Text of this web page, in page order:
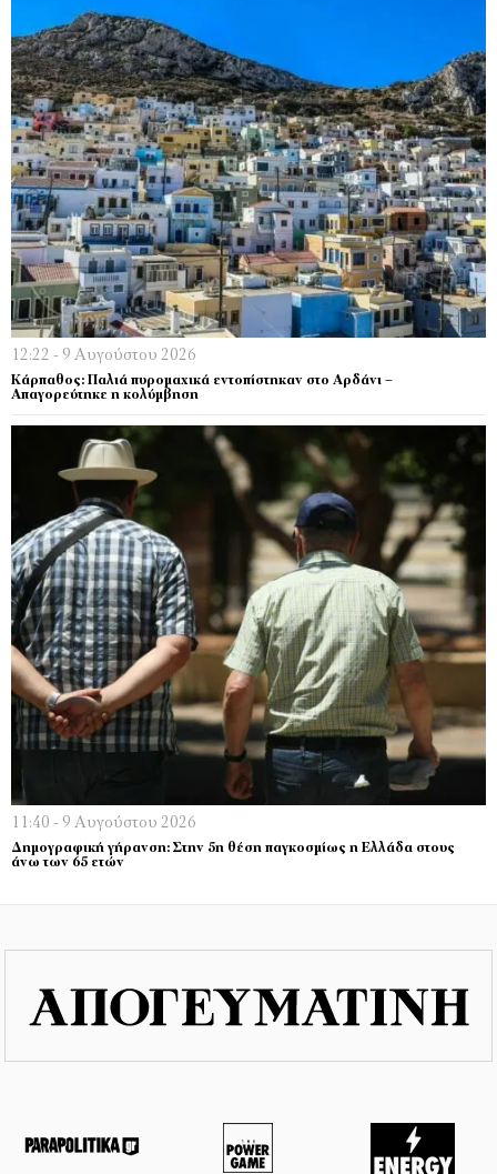
12:22 - 9 Αυγούστου 2026
Κάρπαθος: Παλιά πυρομαχικά εντοπίστηκαν στο Αρδάνι –
Απαγορεύτηκε η κολύμβηση
11:40 - 9 Αυγούστου 2026
Δημογραφική γήρανση: Στην 5η θέση παγκοσμίως η Ελλάδα στους
άνω των 65 ετών